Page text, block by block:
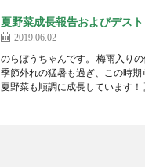
夏野菜成長報告およびデス
2019.06.02
のらぼうちゃんです。 梅雨入りの
季節外れの猛暑も過ぎ、この時期
夏野菜も順調に成長しています